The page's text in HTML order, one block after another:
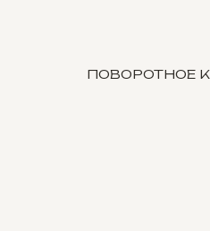
ПОВОРОТНОЕ